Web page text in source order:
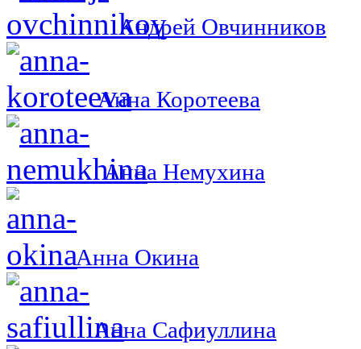
Андрей Овчинников
Анна Коротеева
Анна Немухина
Анна Окина
Анна Сафиуллина